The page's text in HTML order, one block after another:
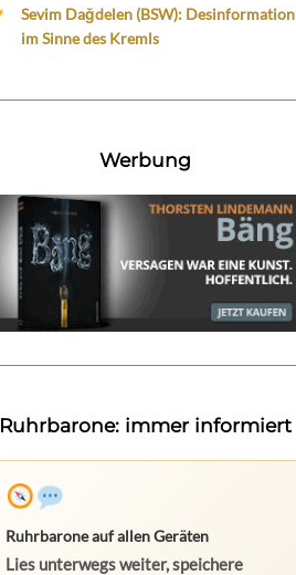
Sevim Dağdelen (BSW): Desinformation
im Sinne des Kremls
Werbung
Ruhrbarone: immer informiert
Ruhrbarone auf allen Geräten
Lies unterwegs weiter, speichere